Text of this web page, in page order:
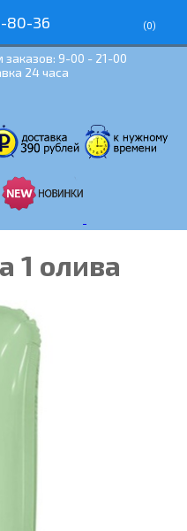
80-36 (0)
заказов: 9-00 - 21-00
24 часа
1 олива